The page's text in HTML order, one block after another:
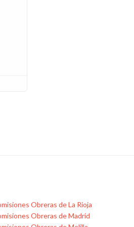
Obreras de La Rioja
Obreras de Madrid